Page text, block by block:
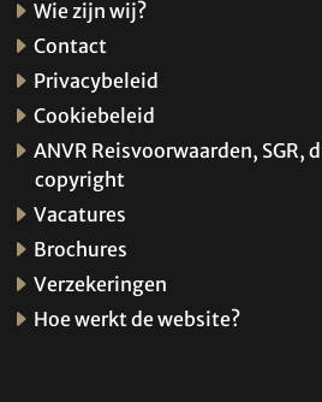
Wie zijn wij?
Contact
Privacybeleid
Cookiebeleid
ANVR Reisvoorwaarden, SGR,
copyright
Vacatures
Brochures
Verzekeringen
Hoe werkt de website?